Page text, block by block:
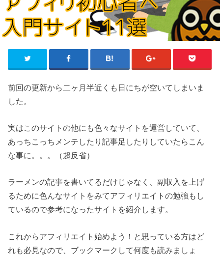
前回の更新から二ヶ月半近くも日にちが空いてしまいま
した。
実はこのサイトの他にも色々なサイトを運営していて、
あっちこっちメンテしたり記事足したりしていたらこん
な事に。。。（超反省）
ラーメンの記事を書いてるだけじゃなく、副収入を上げ
るために色んなサイトをみてアフィリエイトの勉強もし
ているので参考になったサイトを紹介します。
これからアフィリエイト始めよう！と思っている方はど
れも必見なので、ブックマークして何度も読みましょ